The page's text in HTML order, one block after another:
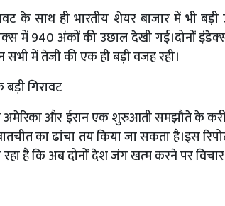
के साथ ही भारतीय शेयर बाजार में भी
940 अंकों की उछाल देखी गई।दोनों इंडेक्‍स
में तेजी की एक ही बड़ी वजह रही।
गिरावट
अमेरिका और ईरान एक शुरुआती समझौते के
का ढांचा तय किया जा सकता है।इस
है कि अब दोनों देश जंग खत्‍म करने पर